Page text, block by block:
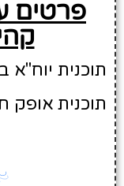
פרטים
תוכנית יוח"א
תוכנית אופק